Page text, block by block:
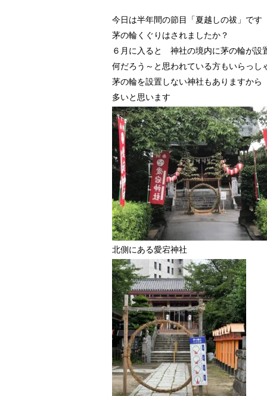
今日は半年間の節目「夏越しの祓」です
茅の輪くぐりはされましたか？
６月に入ると 神社の境内に茅の輪が設
何だろう～と思われている方もいらっし
茅の輪を設置しない神社もありますか
多いと思います
北側にある愛宕神社